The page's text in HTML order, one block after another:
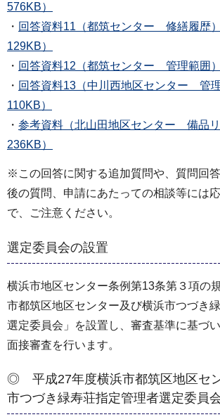
576KB）
・ 回答資料11（都筑センター 修繕履歴
129KB）
・ 回答資料12（都筑センター 管理範囲
・ 回答資料13（中川西地区センター 管
110KB）
・ 参考資料（北山田地区センター 備品リ
236KB）
※この回答に関する追加質問や、質問回
後の質問、申請にあたっての相談等には
で、ご注意ください。
選定委員会の設置
横浜市地区センター条例第13条第３項の
市都筑区地区センター及び横浜市つづき
選定委員会」を設置し、審査基準に基づ
面接審査を行います。
◎ 平成27年度横浜市都筑区地区セ
市つづき緑寿荘指定管理者選定委員